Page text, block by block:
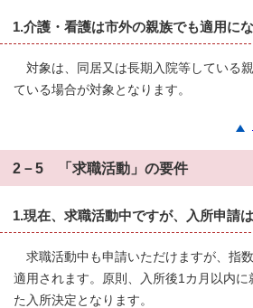
1.介護・看護は市外の親族でも適用にな
対象は、同居又は長期入院等している
ている場合が対象となります。
2－5 「求職活動」の要件
1.現在、求職活動中ですが、入所申請は
求職活動中も申請いただけますが、指
適用されます。原則、入所後1カ月以内に
た入所決定となります。